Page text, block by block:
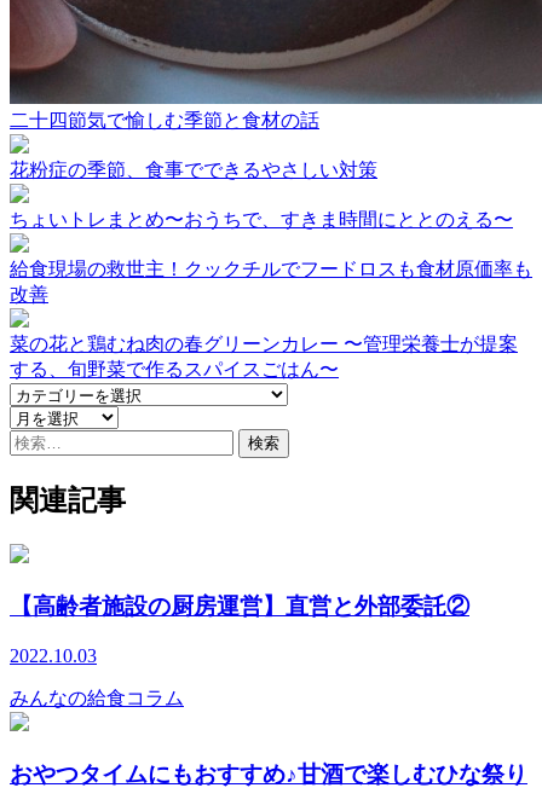
二十四節気で愉しむ季節と食材の話
花粉症の季節、食事でできるやさしい対策
ちょいトレまとめ〜おうちで、すきま時間にととのえる〜
給食現場の救世主！クックチルでフードロスも食材原価率も
改善
菜の花と鶏むね肉の春グリーンカレー 〜管理栄養士が提案
する、旬野菜で作るスパイスごはん〜
検
関連記事
【高齢者施設の厨房運営】直営と外部委託②
2022.10.03
みんなの給食コラム
おやつタイムにもおすすめ♪甘酒で楽しむひな祭り